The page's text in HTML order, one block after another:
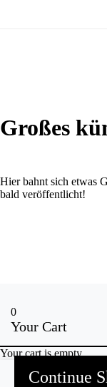
Großes
Hier bahnt sich etwas
bald veröffentlicht!
0
Your Cart
Your cart is empty
Continue